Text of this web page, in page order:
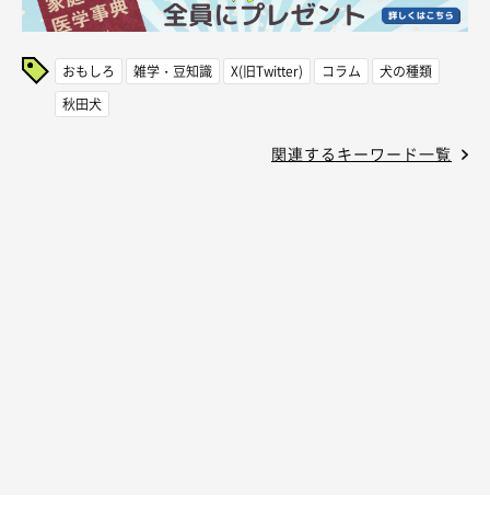
おもしろ 雑学・豆知識 X(旧Twitter) コラム
犬の種類
秋田犬
関連するキーワード一覧